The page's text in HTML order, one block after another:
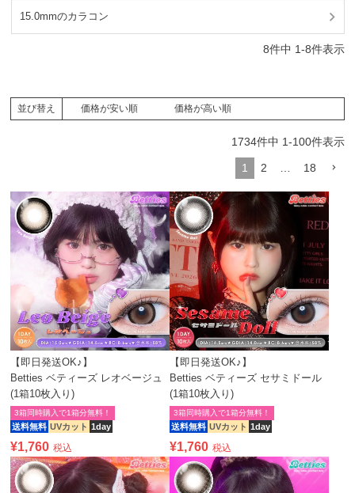
15.0mmのカラコン
8件中 1-8件表示
並び替え 価格が安い順 価格が高い順
1734件中 1-100件表示
1 2 18
【即日発送OK♪】
Betties ベティーズ レオベージュ
(1箱10枚入り)
送料無料 UVカット 1day
3箱同時購入で1箱分無料！
¥1,760 税込
【即日発送OK♪】
Betties ベティーズ セサミドール
(1箱10枚入り)
送料無料 UVカット 1day
3箱同時購入で1箱分無料！
¥1,760 税込